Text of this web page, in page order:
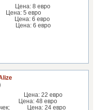
Цена: 8 евро
5 евро
Цена: 6 евро
Цена: 6 евро
Цена: 22 евро
Цена: 48 евро
Цена: 24 евро